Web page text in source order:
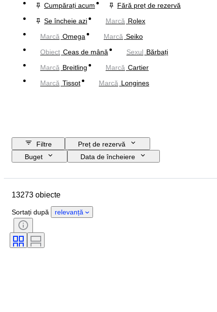
Cumpărați acum
Fără preț de rezervă
Se încheie azi
Marcă Rolex
Marcă Omega Marcă Seiko
Obiect Ceas de mână Sexul Bărbați
Marcă Breitling Marcă Cartier
Marcă Tissot Marcă Longines
Filtre
Preț de rezervă
Buget
Data de încheiere
Obiect
Sexul
Perioadă
Certificare
Subiect
Culoare
13273 obiecte
Sortați după relevanță